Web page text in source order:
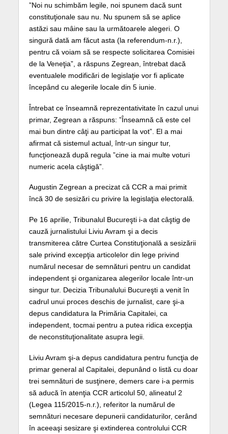
”Noi nu schimbăm legile, noi spunem dacă sunt
constituţionale sau nu. Nu spunem să se aplice
astăzi sau mâine sau la următoarele alegeri. O
singură dată am făcut asta (la referendum-n.r.),
pentru că voiam să se respecte solicitarea Comisiei
de la Veneţia”, a răspuns Zegrean, întrebat dacă
eventualele modificări de legislaţie vor fi aplicate
începând cu alegerile locale din 5 iunie.
Întrebat ce înseamnă reprezentativitate în cazul unui
primar, Zegrean a răspuns: ”Înseamnă că este cel
mai bun dintre câţi au participat la vot”. El a mai
afirmat că sistemul actual, într-un singur tur,
funcţionează după regula ”cine ia mai multe voturi
numeric acela câştigă”.
Augustin Zegrean a precizat că CCR a mai primit
încă 30 de sesizări cu privire la legislaţia electorală.
Pe 16 aprilie, Tribunalul Bucureşti i-a dat câştig de
cauză jurnalistului Liviu Avram şi a decis
transmiterea către Curtea Constituţională a sesizării
sale privind excepţia articolelor din lege privind
numărul necesar de semnături pentru un candidat
independent şi organizarea alegerilor locale într-un
singur tur. Decizia Tribunalului Bucureşti a venit în
cadrul unui proces deschis de jurnalist, care şi-a
depus candidatura la Primăria Capitalei, ca
independent, tocmai pentru a putea ridica excepţia
de neconstituţionalitate asupra legii.
Liviu Avram şi-a depus candidatura pentru funcţia de
primar general al Capitalei, depunând o listă cu doar
trei semnături de susţinere, demers care i-a permis
să aducă în atenţia CCR articolul 50, alineatul 2
(Legea 115/2015-n.r.), referitor la numărul de
semnături necesare depunerii candidaturilor, cerând
în aceeaşi sesizare şi extinderea controlului CCR